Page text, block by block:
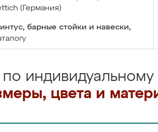
(Германия)
барные стойки и навески,
индивидуальному
цвета и